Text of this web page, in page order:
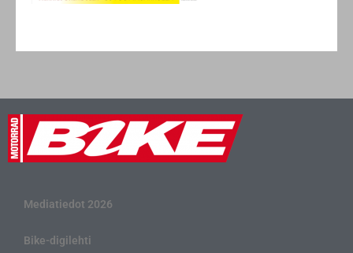
Mediatiedot 2026
Bike-digilehti